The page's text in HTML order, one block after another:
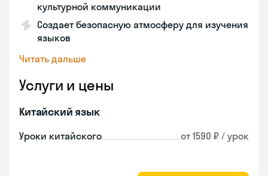
культурной коммуникации
Создает безопасную атмосферу для изучения
языков
Читать дальше
Услуги и цены
Китайский язык
Уроки китайского от 1590 ₽ / урок